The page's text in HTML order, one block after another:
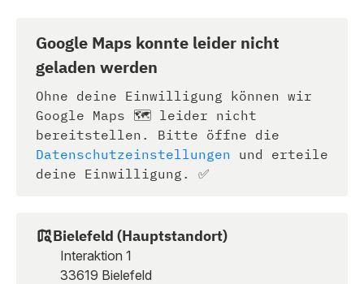
Google Maps konnte leider nicht
geladen werden
Ohne deine Einwilligung können wir
Google Maps 🗺️ leider nicht
bereitstellen. Bitte öffne die
Datenschutzeinstellungen und erteile
deine Einwilligung. ✅
Bielefeld (Hauptstandort)
Interaktion 1
33619 Bielefeld